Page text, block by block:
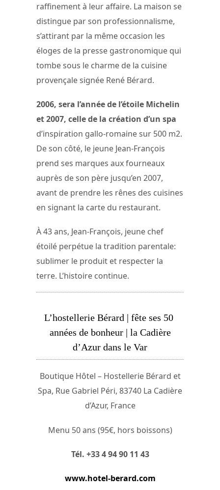
raffinement à leur affaire. La maison se
distingue par son professionnalisme,
s’attirant par la même occasion les
éloges de la presse gastronomique qui
tombe sous le charme de la cuisine
provençale signée René Bérard.
2006, sera l’année de l’étoile Michelin
et 2007, celle de la création d’un spa
d’inspiration gallo-romaine sur 500 m2.
De son côté, le jeune Jean-François
prend ses marques aux fourneaux
auprès de son père jusqu’en 2007,
avant de prendre les rênes des cuisines
en signant la carte du restaurant.
À 43 ans, Jean-François, jeune chef
étoilé perpétue la tradition parentale:
sublimer le produit et respecter la
terre. L’histoire continue.
L’hostellerie Bérard | fête ses 50
années de bonheur | la Cadière
d’Azur dans le Var
Boutique Hôtel – Hostellerie Bérard et
Spa, Rue Gabriel Péri, 83740 La Cadière
d’Azur, France
Menu 50 ans (95€, hors boissons)
Tél. +33 4 94 90 11 43
www.hotel-berard.com